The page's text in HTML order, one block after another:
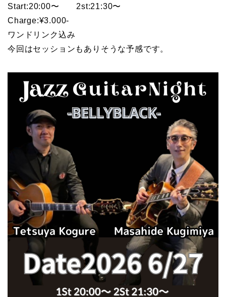
Start:20:00〜 2st:21:30〜
Charge:¥3.000-
ワンドリンク込み
今回はセッションもありそうな予感です。